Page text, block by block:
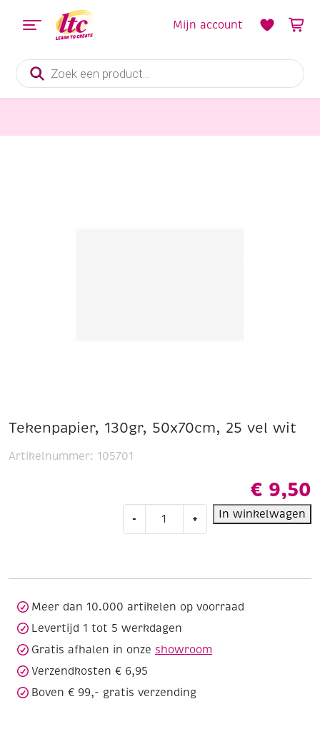
Producten
zoeken
Mijn account
Tekenpapier, 130gr, 50x70cm, 25 vel wit
€ 9,50
-
aantal
+ In winkelwagen
Artikelnummer: 105701
Meer dan 10.000 artikelen op voorraad
Levertijd 1 tot 5 werkdagen
Gratis afhalen in onze showroom
Verzendkosten € 6,95
Boven € 99,- gratis verzending